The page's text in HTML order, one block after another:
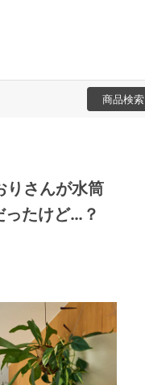
商品検索
りさんが水筒
ったけど…？